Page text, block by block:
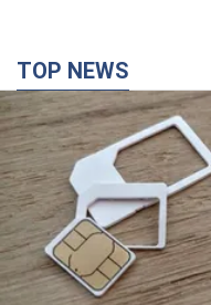
TOP NEWS